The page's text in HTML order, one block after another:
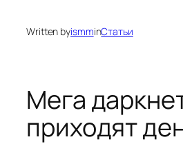
Written byismminСтатьи
Мега
приходят